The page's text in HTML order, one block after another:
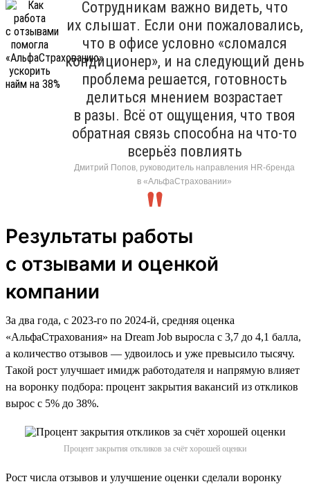
Сотрудникам важно видеть, что
их слышат. Если они пожаловались,
что в офисе условно «сломался
кондиционер», и на следующий день
проблема решается, готовность
делиться мнением возрастает
в разы. Всё от ощущения, что твоя
обратная связь способна на что-то
всерьёз повлиять
Дмитрий Попов, руководитель направления HR-бренда
в «АльфаСтраховании»
Результаты работы
с отзывами и оценкой
компании
За два года, с 2023-го по 2024-й, средняя оценка
«АльфаСтрахования» на Dream Job выросла с 3,7 до 4,1 балла,
а количество отзывов — удвоилось и уже превысило тысячу.
Такой рост улучшает имидж работодателя и напрямую влияет
на воронку подбора: процент закрытия вакансий из откликов
вырос с 5% до 38%.
Процент закрытия откликов за счёт хорошей оценки
Рост числа отзывов и улучшение оценки сделали воронку